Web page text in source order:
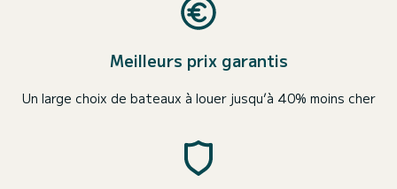
Meilleurs prix garantis
Un large choix de bateaux à louer jusqu’à 40% moins cher